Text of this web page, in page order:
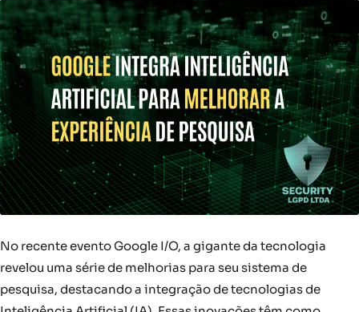
No recente evento Google I/O, a gigante da tecnologia
revelou uma série de melhorias para seu sistema de
pesquisa, destacando a integração de tecnologias de